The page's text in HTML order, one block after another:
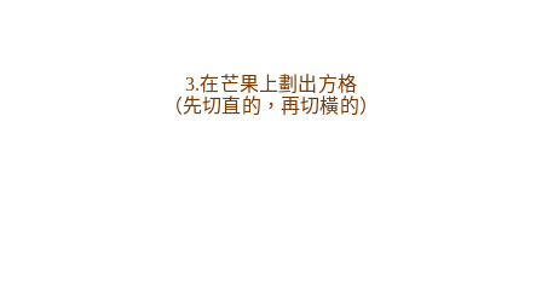
3.在芒果上劃出方格
（先切直的，再切橫的）